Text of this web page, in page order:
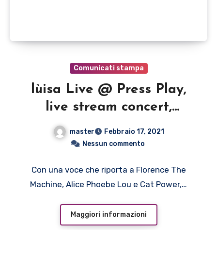
Comunicati stampa
lùisa Live @ Press Play,
live stream concert,
domenica 21 febbraio alle
ore 20
master
Febbraio 17, 2021
Nessun commento
Con una voce che riporta a Florence The
Machine, Alice Phoebe Lou e Cat Power,…
Maggiori informazioni